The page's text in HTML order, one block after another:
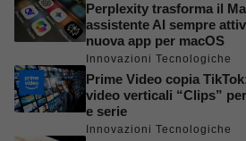
Perplexity trasforma il
assistente AI sempre
nuova app per macOS
Innovazioni Tecnologiche
Prime Video copia
video verticali “Clips”
e serie
Innovazioni Tecnologiche